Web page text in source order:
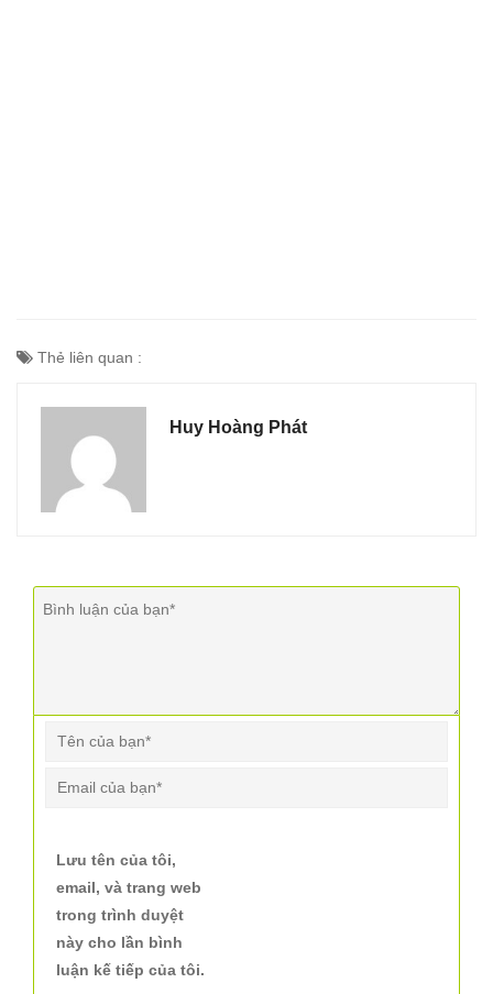
Thẻ liên quan :
Huy Hoàng Phát
Lưu tên của tôi,
email, và trang web
trong trình duyệt
này cho lần bình
luận kế tiếp của tôi.